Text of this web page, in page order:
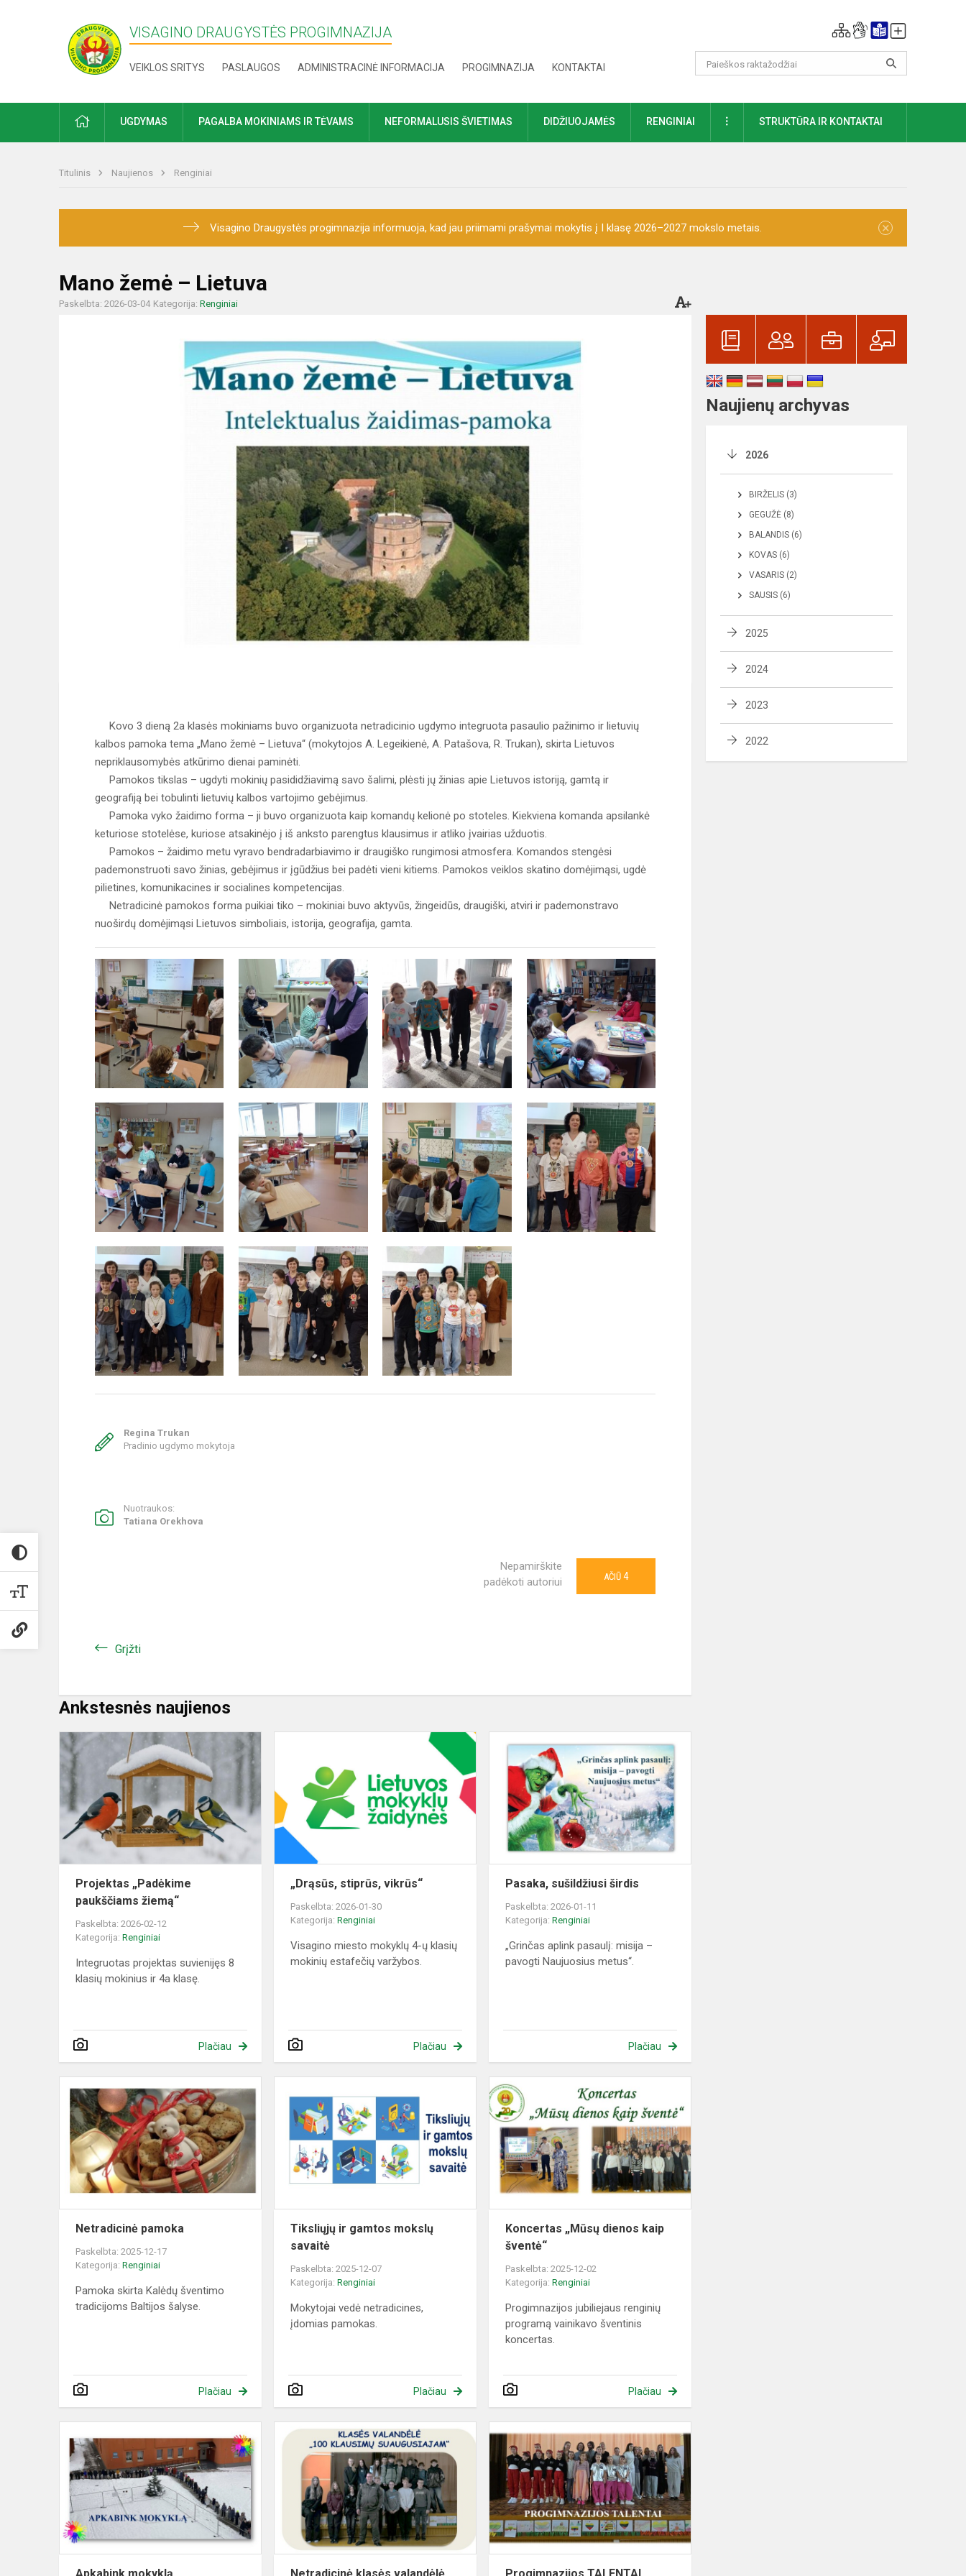
VISAGINO DRAUGYSTĖS PROGIMNAZIJA
VEIKLOS SRITYS PASLAUGOS ADMINISTRACINĖ INFORMACIJA PROGIMNAZIJA KONTAKTAI
PRADŽIAUGDYMAS PAGALBA MOKINIAMS IR TĖVAMS NEFORMALUSIS ŠVIETIMAS DIDŽIUOJAMĖS RENGINIAI DAUGIAUSTRUKTŪRA IR KONTAKTAI
Titulinis Naujienos Renginiai
Visagino Draugystės progimnazija informuoja, kad jau priimami prašymai mokytis į I klasę 2026–2027 mokslo metais. ×
Mano žemė – Lietuva
Paskelbta: 2026-03-04 Kategorija: Renginiai
Kovo 3 dieną 2a klasės mokiniams buvo organizuota netradicinio ugdymo integruota pasaulio pažinimo ir lietuvių
kalbos pamoka tema „Mano žemė – Lietuva“ (mokytojos A. Legeikienė, A. Patašova, R. Trukan), skirta Lietuvos
nepriklausomybės atkūrimo dienai paminėti.
Pamokos tikslas – ugdyti mokinių pasididžiavimą savo šalimi, plėsti jų žinias apie Lietuvos istoriją, gamtą ir
geografiją bei tobulinti lietuvių kalbos vartojimo gebėjimus.
Pamoka vyko žaidimo forma – ji buvo organizuota kaip komandų kelionė po stoteles. Kiekviena komanda apsilankė
keturiose stotelėse, kuriose atsakinėjo į iš anksto parengtus klausimus ir atliko įvairias užduotis.
Pamokos – žaidimo metu vyravo bendradarbiavimo ir draugiško rungimosi atmosfera. Komandos stengėsi
pademonstruoti savo žinias, gebėjimus ir įgūdžius bei padėti vieni kitiems. Pamokos veiklos skatino domėjimąsi, ugdė
pilietines, komunikacines ir socialines kompetencijas.
Netradicinė pamokos forma puikiai tiko – mokiniai buvo aktyvūs, žingeidūs, draugiški, atviri ir pademonstravo
nuoširdų domėjimąsi Lietuvos simboliais, istorija, geografija, gamta.
Regina Trukan
Pradinio ugdymo mokytoja
Nuotraukos:
Tatiana Orekhova
Nepamirškite
padėkoti autoriui
AČIŪ 4
Grįžti
Ankstesnės naujienos
paukščiams
žiemą“
Projektas „Padėkime
paukščiams žiemą“
Paskelbta: 2026-02-12
Kategorija: Renginiai
Integruotas projektas suvienijęs 8
klasių mokinius ir 4a klasę.
Plačiau
„Drąsūs,
vikrūs“
„Drąsūs, stiprūs, vikrūs“
Paskelbta: 2026-01-30
Kategorija:Renginiai
Visagino miesto mokyklų 4-ų klasių
mokinių estafečių varžybos.
Plačiau
Pasaka, sušildžiusi širdis
Paskelbta: 2026-01-11
Kategorija:Renginiai
„Grinčas aplink pasaulį: misija –
pavogti Naujuosius metus“.
Plačiau
pamoka
Netradicinė pamoka
Paskelbta: 2025-12-17
Kategorija: Renginiai
Pamoka skirta Kalėdų šventimo
tradicijoms Baltijos šalyse.
Plačiau
Tiksliųjų
gamtos
mokslų
savaitė
Tiksliųjų ir gamtos mokslų
savaitė
Paskelbta: 2025-12-07
Kategorija:Renginiai
Mokytojai vedė netradicines,
įdomias pamokas.
Plačiau
šventė“
Koncertas „Mūsų dienos kaip
šventė“
Paskelbta: 2025-12-02
Kategorija:Renginiai
Progimnazijos jubiliejaus renginių
programą vainikavo šventinis
koncertas.
Plačiau
Apkabink
Netradicinė
valandėlė
Progimnazijos
Naujienų archyvas
2026
BIRŽELIS (3)
GEGUŽĖ (8)
BALANDIS (6)
KOVAS (6)
VASARIS (2)
SAUSIS (6)
2025
2024
2023
2022